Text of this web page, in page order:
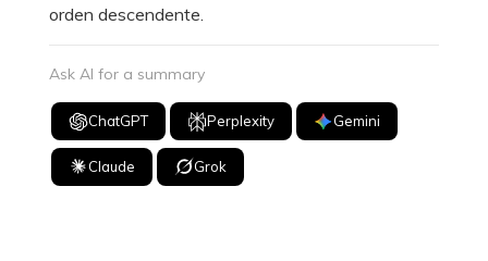
orden descendente.
Ask AI for a summary
ChatGPT Perplexity Gemini
Claude Grok